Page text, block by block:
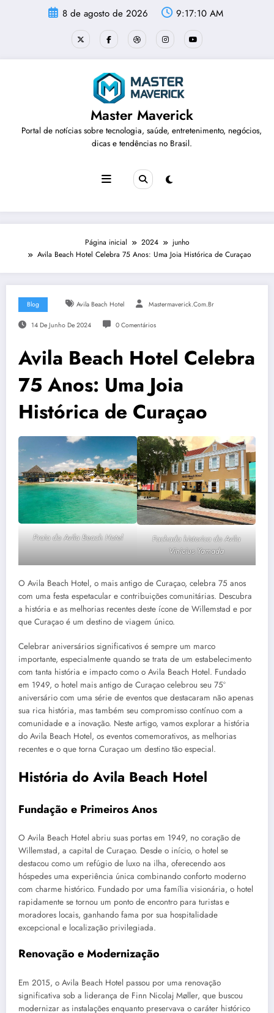
8 de agosto de 2026 9:17:11 AM
Master Maverick
Portal de notícias sobre tecnologia, saúde, entretenimento, negócios,
dicas e tendências no Brasil.
Página inicial 2024
junho
Avila Beach Hotel Celebra 75 Anos: Uma Joia Histórica de Curaçao
Blog Avila Beach Hotel Mastermaverick.com.br
14 De Junho De 2024 0 Comentários
Avila Beach Hotel Celebra
75 Anos: Uma Joia
Histórica de Curaçao
Praia do Avila Beach Hotel
Fachada historica do Avila
Vinicius Yamada
O Avila Beach Hotel, o mais antigo de Curaçao, celebra 75 anos
com uma festa espetacular e contribuições comunitárias. Descubra
a história e as melhorias recentes deste ícone de Willemstad e por
que Curaçao é um destino de viagem único.
Celebrar aniversários significativos é sempre um marco
importante, especialmente quando se trata de um estabelecimento
com tanta história e impacto como o Avila Beach Hotel. Fundado
em 1949, o hotel mais antigo de Curaçao celebrou seu 75º
aniversário com uma série de eventos que destacaram não apenas
sua rica história, mas também seu compromisso contínuo com a
comunidade e a inovação. Neste artigo, vamos explorar a história
do Avila Beach Hotel, os eventos comemorativos, as melhorias
recentes e o que torna Curaçao um destino tão especial.
História do Avila Beach Hotel
Fundação e Primeiros Anos
O Avila Beach Hotel abriu suas portas em 1949, no coração de
Willemstad, a capital de Curaçao. Desde o início, o hotel se
destacou como um refúgio de luxo na ilha, oferecendo aos
hóspedes uma experiência única combinando conforto moderno
com charme histórico. Fundado por uma família visionária, o hotel
rapidamente se tornou um ponto de encontro para turistas e
moradores locais, ganhando fama por sua hospitalidade
excepcional e localização privilegiada.
Renovação e Modernização
Em 2015, o Avila Beach Hotel passou por uma renovação
significativa sob a liderança de Finn Nicolaj Møller, que buscou
modernizar as instalações enquanto preservava o caráter histórico